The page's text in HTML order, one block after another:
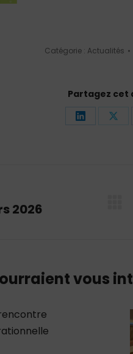
Catégorie : Actualités
Partagez cet
Partager
2026
vous